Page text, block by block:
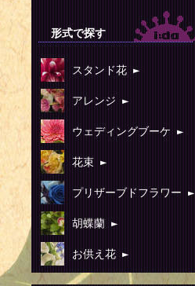
形式で探す
スタンド花 ►
アレンジ ►
ウェディングブーケ ►
花束 ►
プリザーブドフラワー ►
胡蝶蘭 ►
お供え花 ►